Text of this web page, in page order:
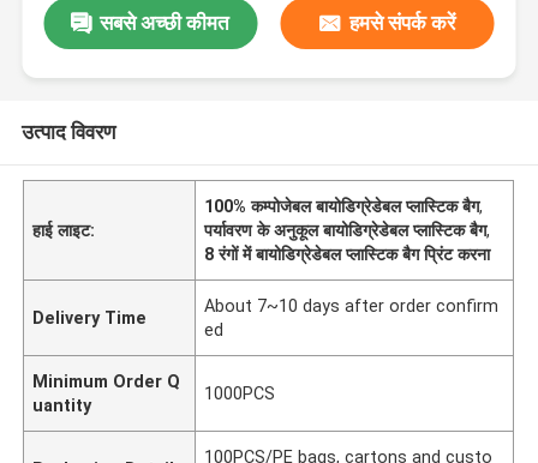
सबसे अच्छी कीमत हमसे संपर्क करें
उत्पाद विवरण
हाई लाइट:
100% कम्पोजेबल बायोडिग्रेडेबल प्लास्टिक बैग,
पर्यावरण के अनुकूल बायोडिग्रेडेबल प्लास्टिक बैग,
8 रंगों में बायोडिग्रेडेबल प्लास्टिक बैग प्रिंट करना
Delivery Time
About 7~10 days after order confirm
ed
Minimum Order Q
uantity
1000PCS
100PCS/PE bags, cartons and custo